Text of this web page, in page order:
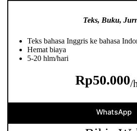
Teks, Buku,
Teks bahasa Inggris ke bahasa
Hemat biaya
5-20 hlm/hari
Rp50.000/
WhatsApp